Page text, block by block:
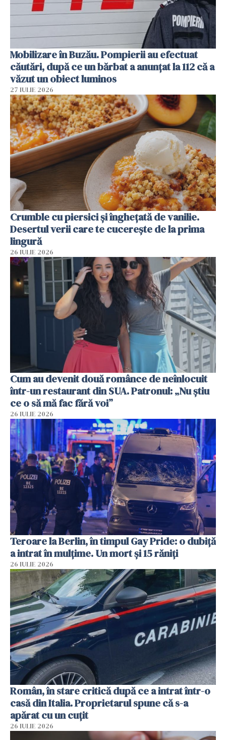
Mobilizare în Buzău. Pompierii au efectuat
căutări, după ce un bărbat a anunțat la 112 că a
văzut un obiect luminos
27 IULIE 2026
Crumble cu piersici și înghețată de vanilie.
Desertul verii care te cucerește de la prima
lingură
26 IULIE 2026
Cum au devenit două românce de neînlocuit
într-un restaurant din SUA. Patronul: „Nu știu
ce o să mă fac fără voi”
26 IULIE 2026
Teroare la Berlin, în timpul Gay Pride: o dubiță
a intrat în mulțime. Un mort și 15 răniți
26 IULIE 2026
Român, în stare critică după ce a intrat într-o
casă din Italia. Proprietarul spune că s-a
apărat cu un cuțit
26 IULIE 2026